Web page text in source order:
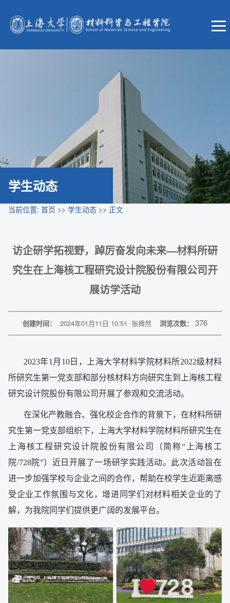
学生动态
当前位置: 首页 >> 学生动态 >> 正文
访企研学拓视野，踔厉奋发向未来—材料所研
究生在上海核工程研究设计院股份有限公司开
展访学活动
创建时间： 2024年01月11日 10:51 张舜然 浏览次数： 376
2023年1月10日，上海大学材料学院材料所2022级材料
所研究生第一党支部和部分核材料方向研究生到上海核工程
研究设计院股份有限公司开展了参观和交流活动。
在深化产教融合、强化校企合作的背景下，在材料所研
究生第一党支部组织下，上海大学材料学院材料所研究生在
上海核工程研究设计院股份有限公司（简称“上海核工
院/728院”）近日开展了一场研学实践活动。此次活动旨在
进一步加强学校与企业之间的合作，帮助在校学生近距离感
受企业工作氛围与文化，增进同学们对材料相关企业的了
解，为我院同学们提供更广阔的发展平台。